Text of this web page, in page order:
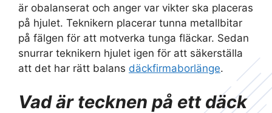
är obalanserat och anger var vikter ska placeras
på hjulet. Teknikern placerar tunna metallbitar
på fälgen för att motverka tunga fläckar. Sedan
snurrar teknikern hjulet igen för att säkerställa
att det har rätt balans däckfirmaborlänge.
Vad är tecknen på ett däck